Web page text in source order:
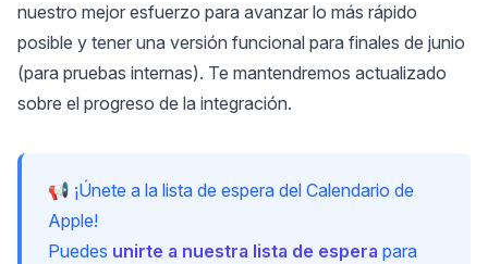
nuestro mejor esfuerzo para avanzar lo más rápido
posible y tener una versión funcional para finales de junio
(para pruebas internas). Te mantendremos actualizado
sobre el progreso de la integración.
📢 ¡Únete a la lista de espera del Calendario de
Apple!
Puedes unirte a nuestra lista de espera para